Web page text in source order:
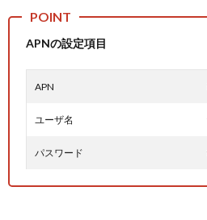
APNの設定項目
APN
ユーザ名
パスワード